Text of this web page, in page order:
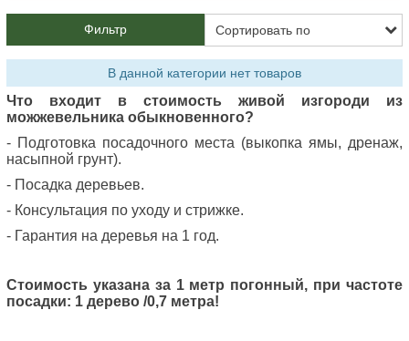
Фильтр
В данной категории нет товаров
Что входит в стоимость живой изгороди из
можжевельника обыкновенного?
- Подготовка посадочного места (выкопка ямы, дренаж,
насыпной грунт).
- Посадка деревьев.
- Консультация по уходу и стрижке.
- Гарантия на деревья на 1 год.
Стоимость указана за 1 метр погонный, при частоте
посадки: 1 дерево /0,7 метра!